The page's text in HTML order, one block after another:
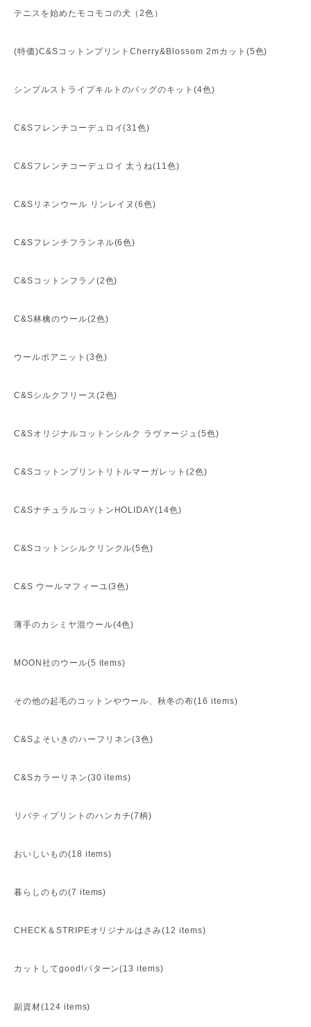
テニスを始めたモコモコの犬（2色）
(特価)C&SコットンプリントCherry&Blossom 2mカット(5色)
シンプルストライプキルトのバッグのキット(4色)
C&Sフレンチコーデュロイ(31色)
C&Sフレンチコーデュロイ 太うね(11色)
C&Sリネンウール リンレイヌ(6色)
C&Sフレンチフランネル(6色)
C&Sコットンフラノ(2色)
C&S林檎のウール(2色)
ウールボアニット(3色)
C&Sシルクフリース(2色)
C&Sオリジナルコットンシルク ラヴァージュ(5色)
C&Sコットンプリントリトルマーガレット(2色)
C&SナチュラルコットンHOLIDAY(14色)
C&Sコットンシルクリンクル(5色)
C&S ウールマフィーユ(3色)
薄手のカシミヤ混ウール(4色)
MOON社のウール(5 items)
その他の起毛のコットンやウール、秋冬の布(16 items)
C&Sよそいきのハーフリネン(3色)
C&Sカラーリネン(30 items)
リバティプリントのハンカチ(7柄)
おいしいもの(18 items)
暮らしのもの(7 items)
CHECK＆STRIPEオリジナルはさみ(12 items)
カットしてgood!パターン(13 items)
副資材(124 items)